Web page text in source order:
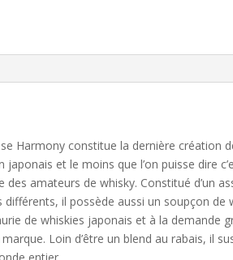
Harmony constitue la dernière création
et le moins que l’on puisse dire
amateurs de whisky. Constitué d’un
différents, il possède aussi un soupçon de
de whiskies japonais et à la demande
Loin d’être un blend au rabais, il